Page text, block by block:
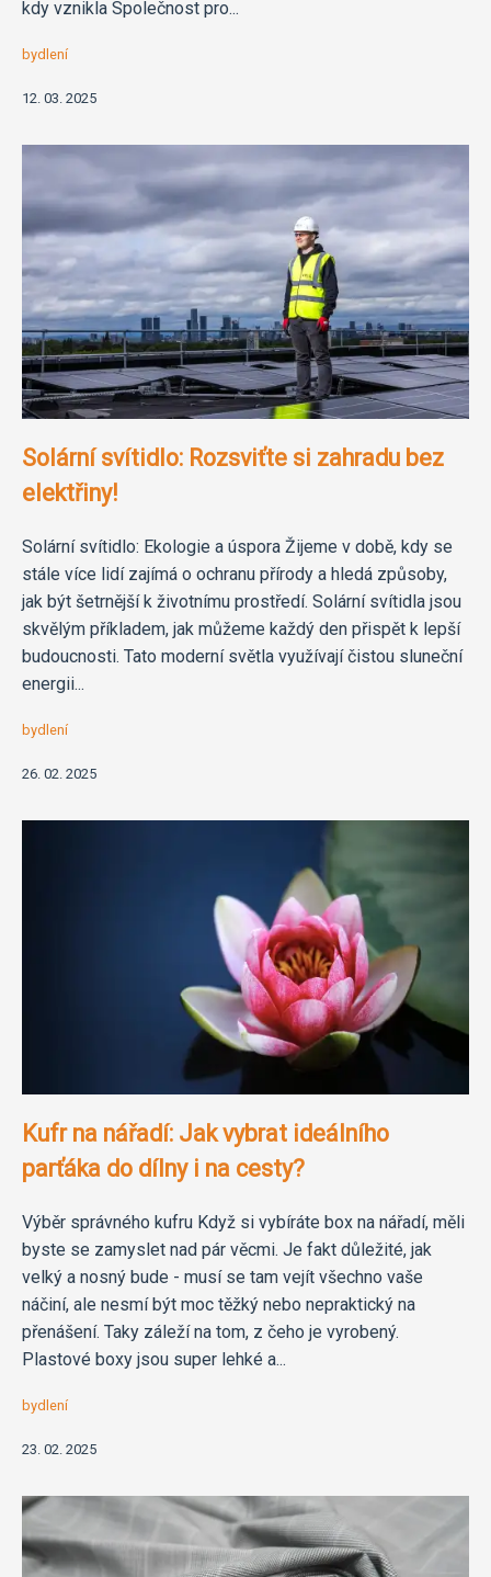
kdy vznikla Společnost pro...
bydlení
12. 03. 2025
Solární svítidlo: Rozsviťte si zahradu bez
elektřiny!
Solární svítidlo: Ekologie a úspora Žijeme v době, kdy se
stále více lidí zajímá o ochranu přírody a hledá způsoby,
jak být šetrnější k životnímu prostředí. Solární svítidla jsou
skvělým příkladem, jak můžeme každý den přispět k lepší
budoucnosti. Tato moderní světla využívají čistou sluneční
energii...
bydlení
26. 02. 2025
Kufr na nářadí: Jak vybrat ideálního
parťáka do dílny i na cesty?
Výběr správného kufru Když si vybíráte box na nářadí, měli
byste se zamyslet nad pár věcmi. Je fakt důležité, jak
velký a nosný bude - musí se tam vejít všechno vaše
náčiní, ale nesmí být moc těžký nebo nepraktický na
přenášení. Taky záleží na tom, z čeho je vyrobený.
Plastové boxy jsou super lehké a...
bydlení
23. 02. 2025